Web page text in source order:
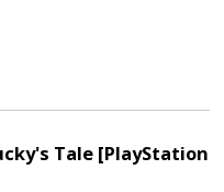
Tale [PlayStation